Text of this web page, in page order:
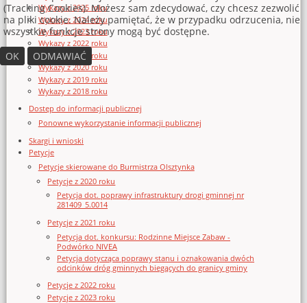
Wykazy z 2025 roku
Wykazy z 2024 roku
Wykazy z 2023 roku
Wykazy z 2022 roku
Wykazy z 2021 roku
Wykazy z 2020 roku
Wykazy z 2019 roku
Wykazy z 2018 roku
Dostęp do informacji publicznej
Ponowne wykorzystanie informacji publicznej
Skargi i wnioski
Petycje
Petycje skierowane do Burmistrza Olsztynka
Petycje z 2020 roku
Petycja dot. poprawy infrastruktury drogi gminnej nr
281409_5.0014
Petycje z 2021 roku
Petycja dot. konkursu: Rodzinne Miejsce Zabaw -
Podwórko NIVEA
Petycja dotycząca poprawy stanu i oznakowania dwóch
odcinków dróg gminnych biegących do granicy gminy
Petycje z 2022 roku
Petycje z 2023 roku
(Tracking Cookies). Możesz sam zdecydować, czy chcesz zezwolić
na pliki cookie. Należy pamiętać, że w przypadku odrzucenia, nie
wszystkie funkcje strony mogą być dostępne.
OK
ODMAWIAĆ